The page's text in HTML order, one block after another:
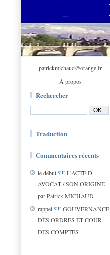
patrickmichaud@orange.fr
À propos
Rechercher
Traduction
Commentaires récents
le débutsurL'ACTE D
AVOCAT / SON ORIGINE
par Patrick MICHAUD
rappelsurGOUVERNANCE
DES ORDRES ET COUR
DES COMPTES